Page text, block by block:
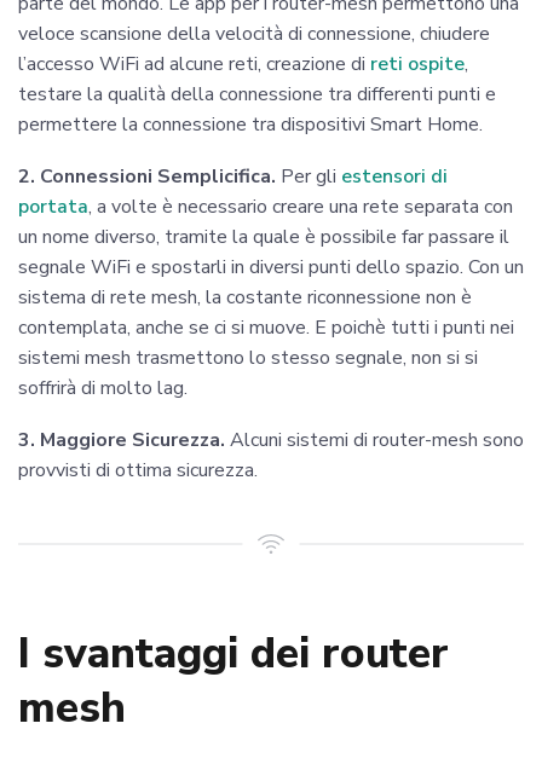
veloce scansione della velocità di connessione, chiudere
l’accesso WiFi ad alcune reti, creazione di reti ospite,
testare la qualità della connessione tra differenti punti e
permettere la connessione tra dispositivi Smart Home.
2. Connessioni Semplicifica. Per gli estensori di
portata, a volte è necessario creare una rete separata con
un nome diverso, tramite la quale è possibile far passare il
segnale WiFi e spostarli in diversi punti dello spazio. Con un
sistema di rete mesh, la costante riconnessione non è
contemplata, anche se ci si muove. E poichè tutti i punti nei
sistemi mesh trasmettono lo stesso segnale, non si si
soffrirà di molto lag.
3. Maggiore Sicurezza. Alcuni sistemi di router-mesh sono
provvisti di ottima sicurezza.
I svantaggi dei router
mesh